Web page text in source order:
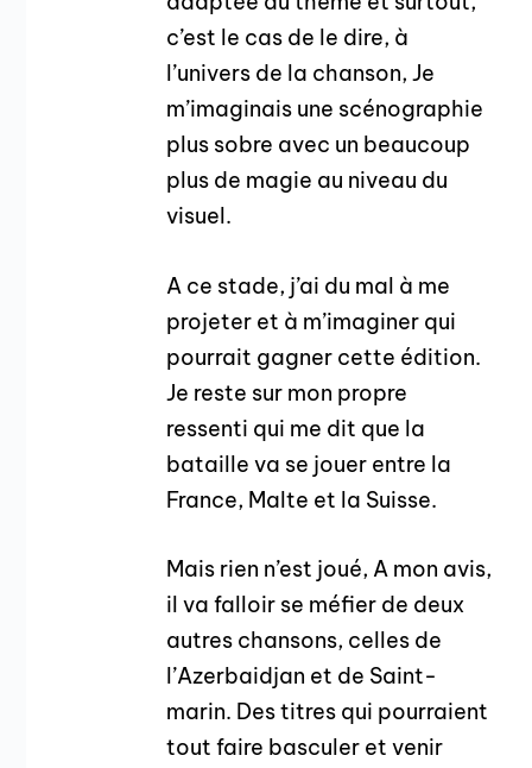
c’est le cas de le dire, à
l’univers de la chanson, Je
m’imaginais une scénographie
plus sobre avec un beaucoup
plus de magie au niveau du
visuel.
A ce stade, j’ai du mal à me
projeter et à m’imaginer qui
pourrait gagner cette édition.
Je reste sur mon propre
ressenti qui me dit que la
bataille va se jouer entre la
France, Malte et la Suisse.
Mais rien n’est joué, A mon avis,
il va falloir se méfier de deux
autres chansons, celles de
l’Azerbaidjan et de Saint-
marin. Des titres qui pourraient
tout faire basculer et venir